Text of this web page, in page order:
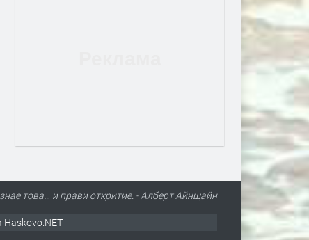
това… и прави откритие. - Алберт Айнщайн
Haskovo.NET